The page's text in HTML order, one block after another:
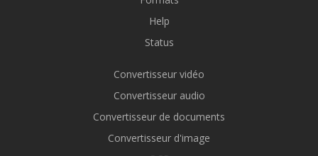
Help
Status
Convertisseur vidéo
Convertisseur audio
Convertisseur de documents
Convertisseur d'image